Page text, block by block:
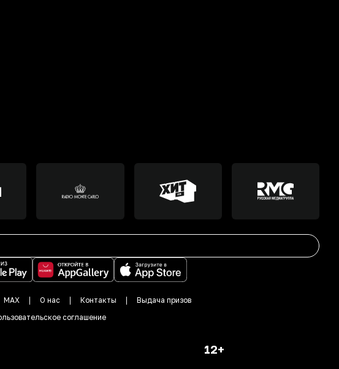
MAX О нас Контакты
Выдача призов
соглашение
12+